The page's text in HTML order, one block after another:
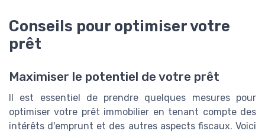
Conseils pour optimiser votre
prêt
Maximiser le potentiel de votre prêt
Il est essentiel de prendre quelques mesures pour
optimiser votre prêt immobilier en tenant compte des
intérêts d'emprunt et des autres aspects fiscaux. Voici